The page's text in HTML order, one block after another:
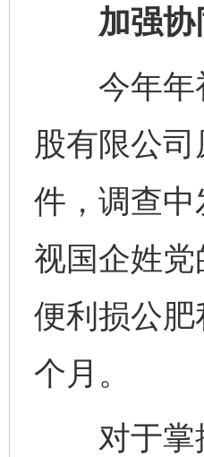
加强协同
今年年初
股有限公
件，调查中
视国企姓
便利损公
个月。
对于掌握